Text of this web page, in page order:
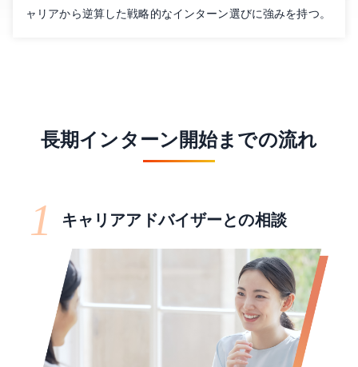
ャリアから逆算した戦略的なインターン選びに強みを持つ。
長期インターン開始までの流れ
1 キャリアアドバイザーとの相談